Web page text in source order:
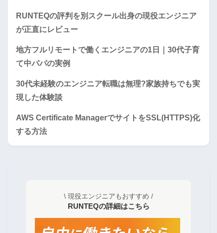
RUNTEQの評判を別スクール出身の現役エンジニア
が正直にレビュー
地方フルリモートで働くエンジニアの1日｜30代子育
て中パパの実例
30代未経験のエンジニア転職は無理?家族持ちでも実
現した体験談
AWS Certificate ManagerでサイトをSSL(HTTPS)化
する方法
\ 現役エンジニアもおすすめ /
RUNTEQの詳細はこちら